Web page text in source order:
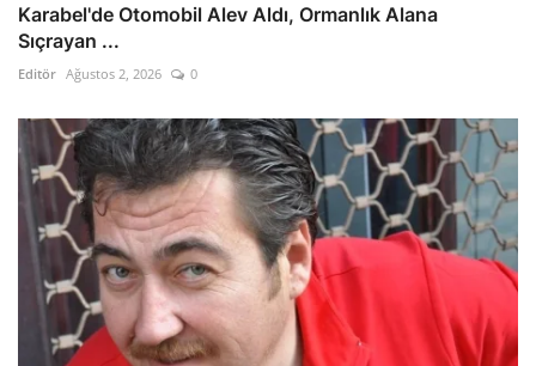
Karabel'de Otomobil Alev Aldı, Ormanlık Alana
Sıçrayan ...
Editör Ağustos 2, 2026 0